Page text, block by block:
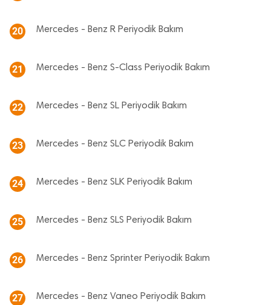
20 Mercedes - Benz R Periyodik Bakım
21 Mercedes - Benz S-Class Periyodik Bakım
22 Mercedes - Benz SL Periyodik Bakım
23 Mercedes - Benz SLC Periyodik Bakım
24 Mercedes - Benz SLK Periyodik Bakım
25 Mercedes - Benz SLS Periyodik Bakım
26 Mercedes - Benz Sprinter Periyodik Bakım
27 Mercedes - Benz Vaneo Periyodik Bakım